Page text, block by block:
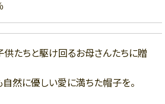
供たちと駆け回るお母さんたちに贈
然に優しい愛に満ちた帽子を。